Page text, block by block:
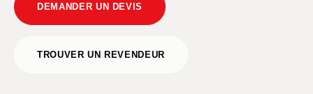
DEMANDER UN DEVIS
TROUVER UN REVENDEUR